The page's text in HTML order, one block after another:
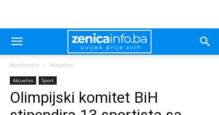
Naslovnica Aktuelno
Aktuelno Sport
Olimpijski komitet BiH